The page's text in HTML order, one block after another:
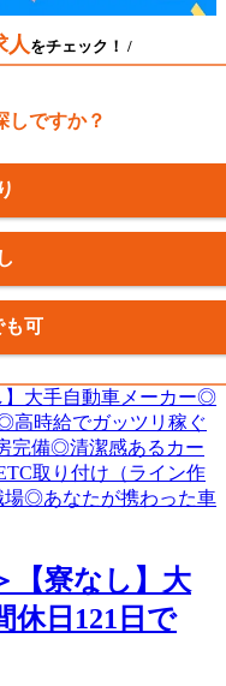
人 をチェック！ /
しですか？
も可
【寮なし】大
日121日で